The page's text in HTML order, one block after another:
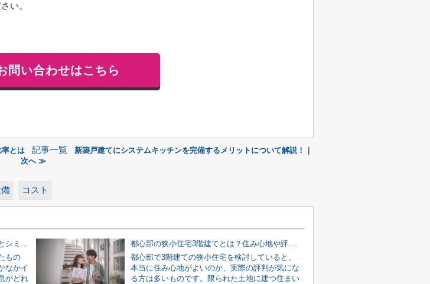
い。
問い合わせはこちら
とは 記事一覧
新築戸建てにシステムキッチンを完備するメリットについて解説！｜
次へ ≫
コスト
住宅ローンの繰り上げ返済は得か？効果とシミュレーションで無理のない判断をする方法
もの
なかイ
がどれ
都心部の狭小住宅3階建てとは？住み心地や評判を購入前に確認
都心部で3階建ての狭小住宅を検討していると、
本当に住み心地がよいのか、実際の評判が気にな
る方は多いものです。限られた土地に建つ住まい